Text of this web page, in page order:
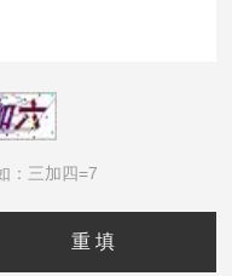
：三加四=7